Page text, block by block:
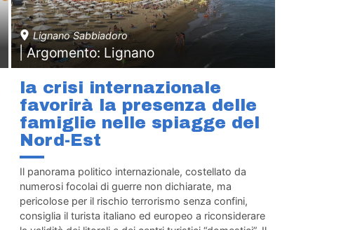
Lignano Sabbiadoro
| Argomento: Lignano
la crisi internazionale
favorirà la presenza delle
famiglie nelle spiagge del
Nord-Est
Il panorama politico internazionale, costellato da
numerosi focolai di guerre non dichiarate, ma
pericolose per il rischio terrorismo senza confini,
consiglia il turista italiano ed europeo a riconsiderare